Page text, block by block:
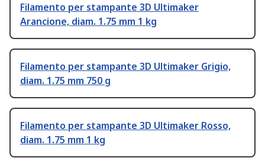
Filamento per stampante 3D Ultimaker
Arancione, diam. 1.75 mm 1 kg
Filamento per stampante 3D Ultimaker Grigio,
diam. 1.75 mm 750 g
Filamento per stampante 3D Ultimaker Rosso,
diam. 1.75 mm 1 kg